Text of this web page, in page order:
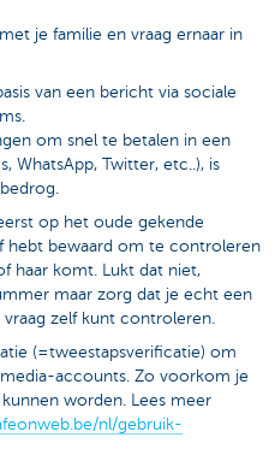
je familie en vraag ernaar in
van een bericht via sociale
om snel te betalen in een
WhatsApp, Twitter, etc..), is
op het oude gekende
hebt bewaard om te controleren
haar komt. Lukt dat niet,
maar zorg dat je echt een
zelf kunt controleren.
(=tweestapsverificatie) om
accounts. Zo voorkom je
worden. Lees meer
nl/gebruik-